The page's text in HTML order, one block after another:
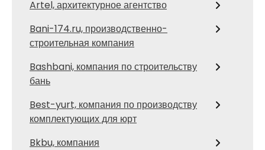
Artel, архитектурное агентство
Bani-174.ru, производственно-
строительная компания
Bashbani, компания по строительству
бань
Best-yurt, компания по производству
комплектующих для юрт
Bkbu, компания